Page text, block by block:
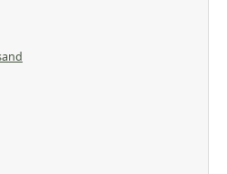
von 4.2 von 5 Sternen